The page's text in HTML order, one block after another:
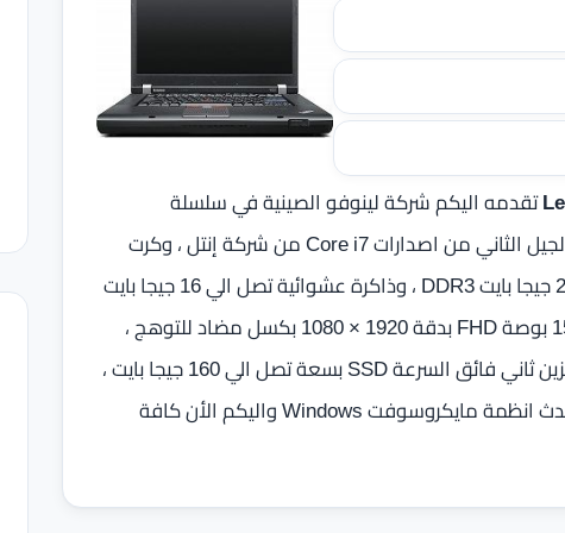
تقدمه اليكم شركة لينوفو الصينية في سلسلة
ThinkPad المخصصة للأعمال المزودة بأربعة معالجات من الجيل الثاني من اصدارات Core i7 من شركة إنتل ، وكرت
رسوميات منفصل يصل الي NVIDIA Quadro 2000M بسعة 2 جيجا بايت DDR3 ، وذاكرة عشوائية تصل الي 16 جيجا بايت
DDR3L بسرعة 1600 ميجا هرتز ، وبشاشة عرض تصل الي 15.6 بوصة FHD بدقة 1920 × 1080 بكسل مضاد للتوهج ،
اما التخزين يأتي بهارد بسعة تصل الي 512 جيجا بايت وهارد تخزين ثاني فائق السرعة SSD بسعة تصل الي 160 جيجا بايت ،
و بطارية ليثيوم بوليمر تصل الي 9 خلايا ، ويعمل اللاب توب بأحدث انظمة مايكروسوفت Windows واليكم الأن كافة